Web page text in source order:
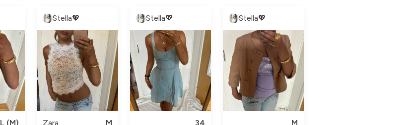
L (M)
Stella💖
Zara
M
Stella💖
34
Stella💖
M